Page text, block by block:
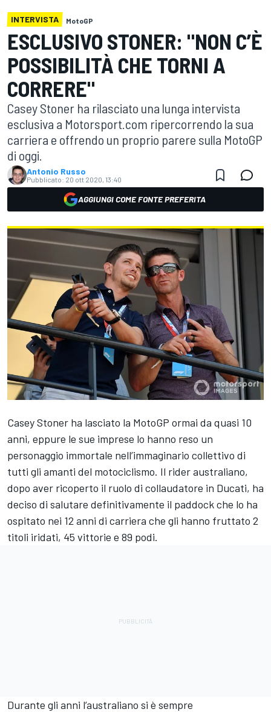
INTERVISTA MotoGP
ESCLUSIVO STONER: "NON C’È
POSSIBILITÀ CHE TORNI A
CORRERE"
Casey Stoner ha rilasciato una lunga intervista
esclusiva a Motorsport.com ripercorrendo la sua
carriera e offrendo un proprio parere sulla MotoGP
di oggi.
Antonio Russo
Pubblicato: 20 ott 2020, 13:40
AGGIUNGI COME FONTE PREFERITA
Casey Stoner ha lasciato la MotoGP ormai da quasi 10
anni, eppure le sue imprese lo hanno reso un
personaggio immortale nell’immaginario collettivo di
tutti gli amanti del motociclismo. Il rider australiano,
dopo aver ricoperto il ruolo di collaudatore in Ducati, ha
deciso di salutare definitivamente il paddock che lo ha
ospitato nei 12 anni di carriera che gli hanno fruttato 2
titoli iridati, 45 vittorie e 89 podi.
Durante gli anni l’australiano si è sempre